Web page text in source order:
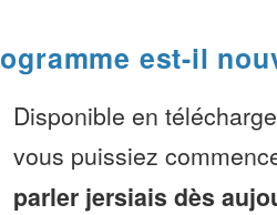
est-il
Disponible en
vous puissiez
parler jersiais dès